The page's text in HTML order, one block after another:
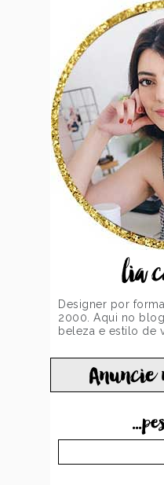
lia
Designer por
2000. Aqui no
beleza e estilo de
Anuncie